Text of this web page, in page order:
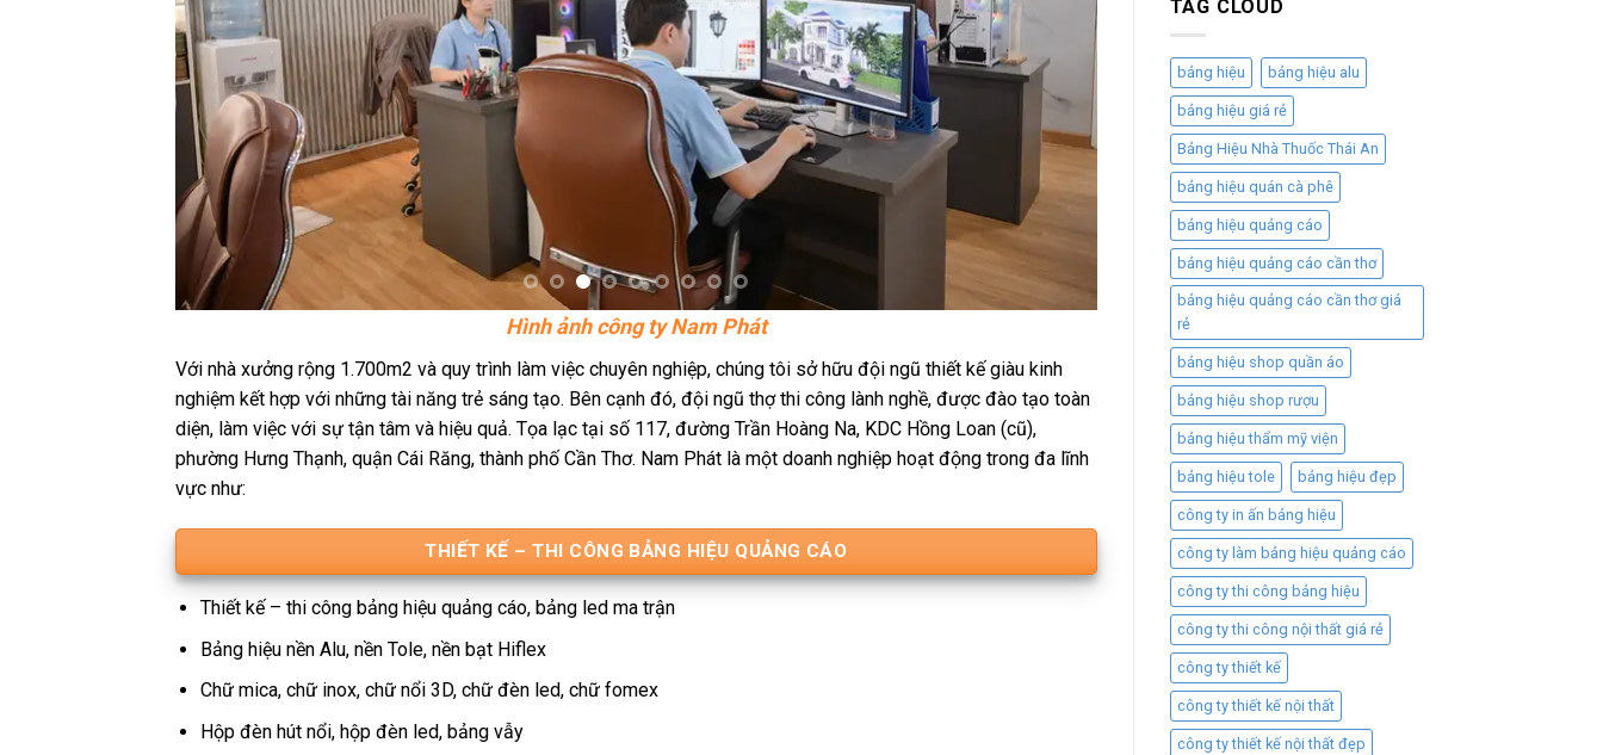
Hình ảnh công ty Nam Phát
Với nhà xưởng rộng 1.700m2 và quy trình làm việc chuyên nghiệp, chúng tôi sở hữu đội ngũ thiết kế giàu kinh
nghiệm kết hợp với những tài năng trẻ sáng tạo. Bên cạnh đó, đội ngũ thợ thi công lành nghề, được đào tạo toàn
diện, làm việc với sự tận tâm và hiệu quả. Tọa lạc tại số 117, đường Trần Hoàng Na, KDC Hồng Loan (cũ),
phường Hưng Thạnh, quận Cái Răng, thành phố Cần Thơ. Nam Phát là một doanh nghiệp hoạt động trong đa lĩnh
vực như:
THIẾT KẾ – THI CÔNG BẢNG HIỆU QUẢNG CÁO
Thiết kế – thi công bảng hiệu quảng cáo, bảng led ma trận
Bảng hiệu nền Alu, nền Tole, nền bạt Hiflex
Chữ mica, chữ inox, chữ nổi 3D, chữ đèn led, chữ fomex
Hộp đèn hút nổi, hộp đèn led, bảng vẫy
TAG CLOUD
bảng hiệu bảng hiệu alu
bảng hiệu giá rẻ
Bảng Hiệu Nhà Thuốc Thái An
bảng hiệu quán cà phê
bảng hiệu quảng cáo
bảng hiệu quảng cáo cần thơ
bảng hiệu quảng cáo cần thơ giá
rẻ
bảng hiệu shop quần áo
bảng hiệu shop rượu
bảng hiệu thẩm mỹ viện
bảng hiệu tole bảng hiệu đẹp
công ty in ấn bảng hiệu
công ty làm bảng hiệu quảng cáo
công ty thi công bảng hiệu
công ty thi công nội thất giá rẻ
công ty thiết kế
công ty thiết kế nội thất
công ty thiết kế nội thất đẹp